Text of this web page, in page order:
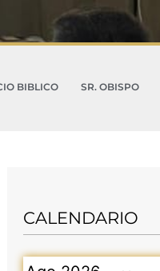
BIBLICO SR. OBISPO
CALENDARIO